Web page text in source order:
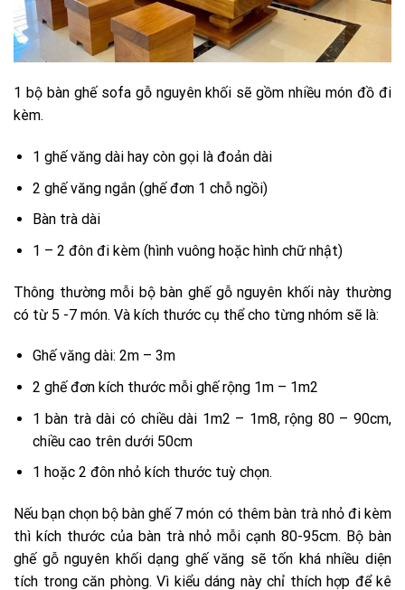
1 bộ bàn ghế sofa gỗ nguyên khối sẽ gồm nhiều món đồ đi
kèm.
1 ghế văng dài hay còn gọi là đoản dài
2 ghế văng ngắn (ghế đơn 1 chỗ ngồi)
Bàn trà dài
1 – 2 đôn đi kèm (hình vuông hoặc hình chữ nhật)
Thông thường mỗi bộ bàn ghế gỗ nguyên khối này thường
có từ 5 -7 món. Và kích thước cụ thể cho từng nhóm sẽ là:
Ghế văng dài: 2m – 3m
2 ghế đơn kích thước mỗi ghế rộng 1m – 1m2
1 bàn trà dài có chiều dài 1m2 – 1m8, rộng 80 – 90cm,
chiều cao trên dưới 50cm
1 hoặc 2 đôn nhỏ kích thước tuỳ chọn.
Nếu bạn chọn bộ bàn ghế 7 món có thêm bàn trà nhỏ đi kèm
thì kích thước của bàn trà nhỏ mỗi cạnh 80-95cm. Bộ bàn
ghế gỗ nguyên khối dạng ghế văng sẽ tốn khá nhiều diện
tích trong căn phòng. Vì kiểu dáng này chỉ thích hợp để kê